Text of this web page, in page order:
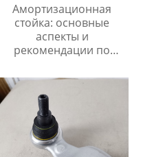
Амортизационная
стойка: основные
аспекты и
рекомендации по